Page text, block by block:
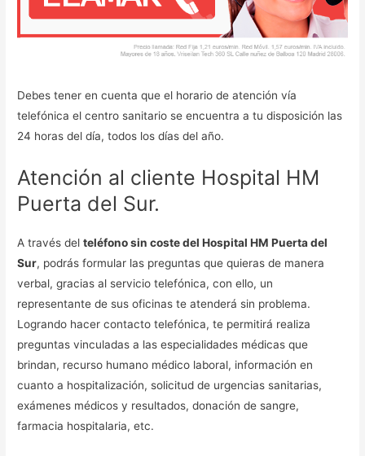
Debes tener en cuenta que el horario de atención vía
telefónica el centro sanitario se encuentra a tu disposición las
24 horas del día, todos los días del año.
Atención al cliente Hospital HM
Puerta del Sur.
A través delteléfono sin coste del Hospital HM Puerta del
Sur, podrás formular las preguntas que quieras de manera
verbal, gracias al servicio telefónica, con ello, un
representante de sus oficinas te atenderá sin problema.
Logrando hacer contacto telefónica, te permitirá realiza
preguntas vinculadas a las especialidades médicas que
brindan, recurso humano médico laboral, información en
cuanto a hospitalización, solicitud de urgencias sanitarias,
exámenes médicos y resultados, donación de sangre,
farmacia hospitalaria, etc.